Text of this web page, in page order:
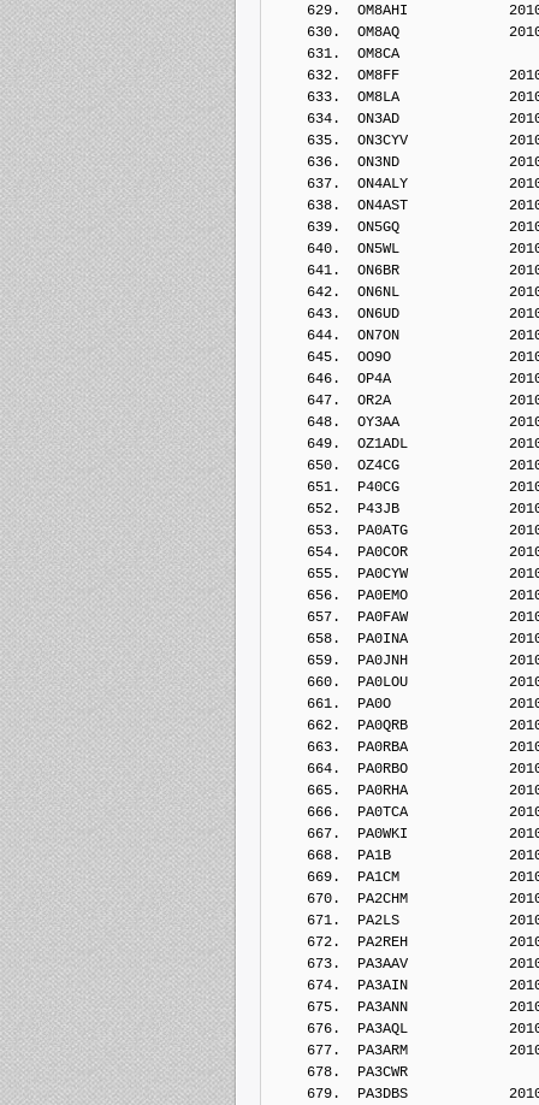
629.  OM8AHI
630.  OM8AQ
631.  OM8CA
632.  OM8FF
633.  OM8LA
634.  ON3AD
635.  ON3CYV
636.  ON3ND
637.  ON4ALY
638.  ON4AST
639.  ON5GQ
640.  ON5WL
641.  ON6BR
642.  ON6NL
643.  ON6UD
644.  ON7ON
645.  OO9O
646.  OP4A
647.  OR2A
648.  OY3AA
649.  OZ1ADL
650.  OZ4CG
651.  P40CG
652.  P43JB
653.  PA0ATG
654.  PA0COR
655.  PA0CYW
656.  PA0EMO
657.  PA0FAW
658.  PA0INA
659.  PA0JNH
660.  PA0LOU
661.  PA0O
662.  PA0QRB
663.  PA0RBA
664.  PA0RBO
665.  PA0RHA
666.  PA0TCA
667.  PA0WKI
668.  PA1B
669.  PA1CM
670.  PA2CHM
671.  PA2LS
672.  PA2REH
673.  PA3AAV
674.  PA3AIN
675.  PA3ANN
676.  PA3AQL
677.  PA3ARM
678.  PA3CWR
679.  PA3DBS